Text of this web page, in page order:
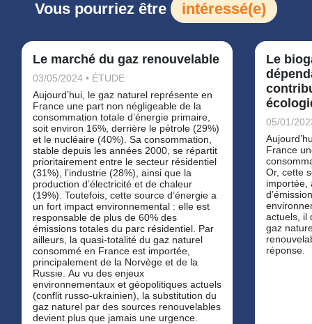
Vous pourriez être intéressé(e)
Le marché du gaz renouvelable
03/05/2024 • ÉTUDE
Aujourd’hui, le gaz naturel représente en
France une part non négligeable de la
consommation totale d’énergie primaire,
soit environ 16%, derrière le pétrole (29%)
et le nucléaire (40%). Sa consommation,
stable depuis les années 2000, se répartit
prioritairement entre le secteur résidentiel
(31%), l’industrie (28%), ainsi que la
production d’électricité et de chaleur
(19%). Toutefois, cette source d’énergie a
un fort impact environnemental : elle est
responsable de plus de 60% des
émissions totales du parc résidentiel. Par
ailleurs, la quasi-totalité du gaz naturel
consommé en France est importée,
principalement de la Norvège et de la
Russie. Au vu des enjeux
environnementaux et géopolitiques actuels
(conflit russo-ukrainien), la substitution du
gaz naturel par des sources renouvelables
devient plus que jamais une urgence.
Le
05/01/
France
Or, cette
importée,
actuels, il
gaz
réponse.